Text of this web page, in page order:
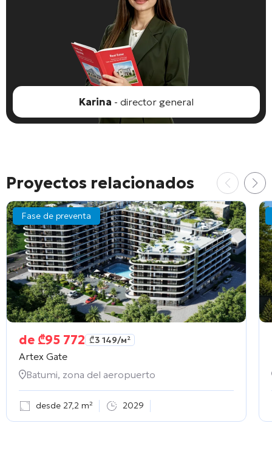
Karina - director general
Proyectos relacionados
Fase de preventa
de ₾95 772 ₾3 149/м²
Artex Gate
Batumi, zona del aeropuerto
desde 27,2 m² 2029